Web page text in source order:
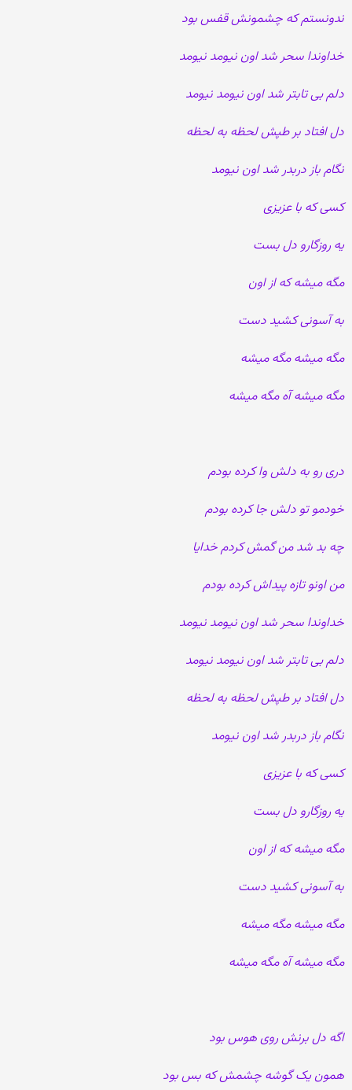
ندونستم که چشمونش قفس بود
خداوندا سحر شد اون نیومد نیومد
دلم بی تابتر شد اون نیومد نیومد
دل افتاد بر طپش لحظه به لحظه
نگام باز دربدر شد اون نیومد
کسی که با عزیزی
یه روزگارو دل بست
مگه میشه که از اون
به آسونی کشید دست
مگه میشه مگه میشه
مگه میشه آه مگه میشه
دری رو به دلش وا کرده بودم
خودمو تو دلش جا کرده بودم
چه بد شد من گمش کردم خدایا
من اونو تازه پیداش کرده بودم
خداوندا سحر شد اون نیومد نیومد
دلم بی تابتر شد اون نیومد نیومد
دل افتاد بر طپش لحظه به لحظه
نگام باز دربدر شد اون نیومد
کسی که با عزیزی
یه روزگارو دل بست
مگه میشه که از اون
به آسونی کشید دست
مگه میشه مگه میشه
مگه میشه آه مگه میشه
اگه دل برنش روی هوس بود
همون یک گوشه چشمش که بس بود